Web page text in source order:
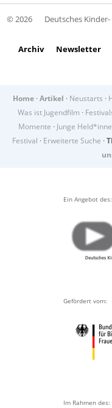
© 2026 Deutsches
Archiv Newsletter
Home · Artikel · Neustarts ·
Was ist Jugendfilm ·
Momente · Junge
Festival · Erweiterte Suche ·
Ein Angebot des:
Gefördert vom:
Im Rahmen des: